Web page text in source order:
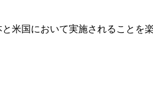
米国において実施されることを楽